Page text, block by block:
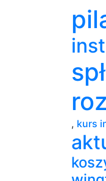
, kurs